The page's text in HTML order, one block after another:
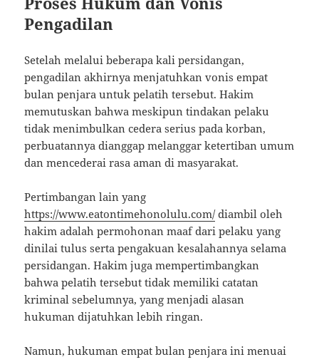
Pengadilan
Setelah melalui beberapa kali persidangan,
pengadilan akhirnya menjatuhkan vonis empat
bulan penjara untuk pelatih tersebut. Hakim
memutuskan bahwa meskipun tindakan pelaku
tidak menimbulkan cedera serius pada korban,
perbuatannya dianggap melanggar ketertiban umum
dan mencederai rasa aman di masyarakat.
Pertimbangan lain yang
https://www.eatontimehonolulu.com/diambil oleh
hakim adalah permohonan maaf dari pelaku yang
dinilai tulus serta pengakuan kesalahannya selama
persidangan. Hakim juga mempertimbangkan
bahwa pelatih tersebut tidak memiliki catatan
kriminal sebelumnya, yang menjadi alasan
hukuman dijatuhkan lebih ringan.
Namun, hukuman empat bulan penjara ini menuai